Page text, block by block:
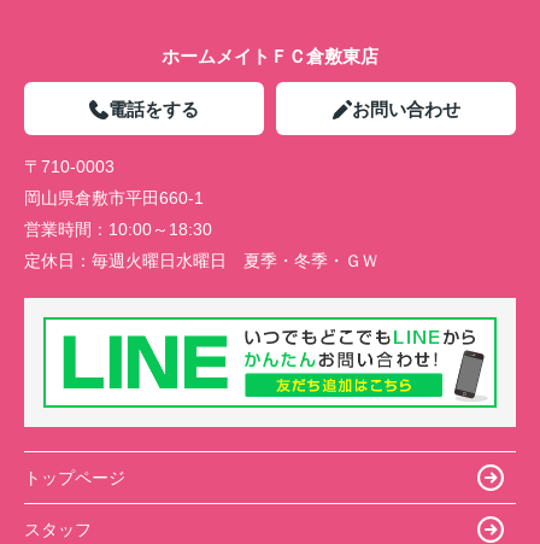
ホームメイトＦＣ倉敷東店
電話をする お問い合わせ
〒710-0003
岡山県倉敷市平田660-1
営業時間： 10:00～18:30
定休日： 毎週火曜日水曜日 夏季・冬季・ＧＷ
トップページ
スタッフ